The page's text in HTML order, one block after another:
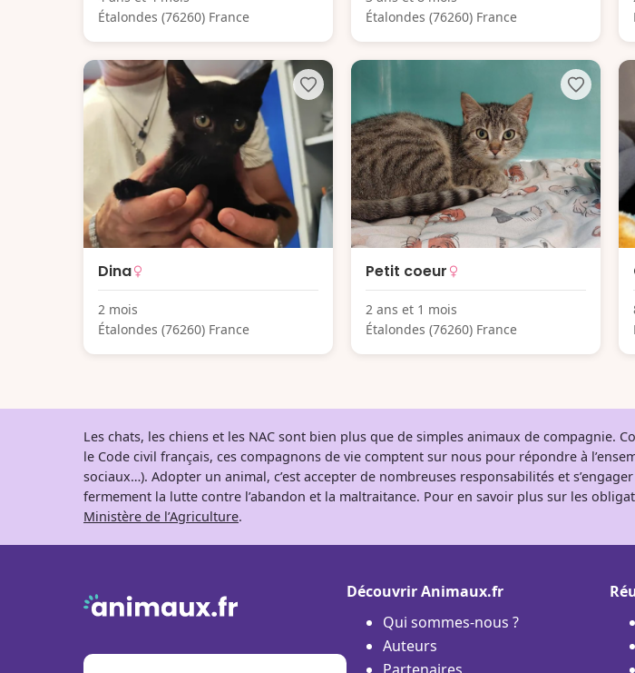
Étalondes (76260) France
Étalondes (76260) France
Dina
2 mois
Étalondes (76260) France
Petit coeur
2 ans et 1 mois
Étalondes (76260) France
Les chats, les chiens et les NAC sont bien plus que de simples animaux de compagnie.
le Code civil français, ces compagnons de vie comptent sur nous pour répondre à
sociaux…). Adopter un animal, c’est accepter de nombreuses responsabilités et
fermement la lutte contre l’abandon et la maltraitance. Pour en savoir plus sur les
Ministère de l’Agriculture.
Découvrir Animaux.fr
Qui sommes-nous ?
Auteurs
Partenaires